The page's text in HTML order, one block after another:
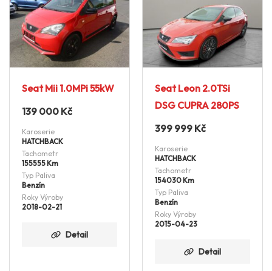
Seat Mii 1.0MPi 55kW
139 000 Kč
Karoserie
HATCHBACK
Tachometr
155555 Km
Typ Paliva
Benzín
Roky Výroby
2018-02-21
Detail
Seat Leon 2.0TSi
DSG CUPRA 280PS
399 999 Kč
Karoserie
HATCHBACK
Tachometr
154030 Km
Typ Paliva
Benzín
Roky Výroby
2015-04-23
Detail